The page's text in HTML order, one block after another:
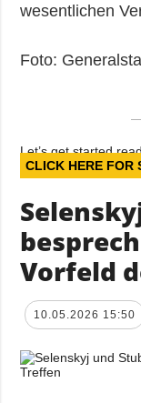
wesentlichen
Foto:
Let’s get started
CLICK HERE FOR
Vorfeld
10.05.2026 15:50